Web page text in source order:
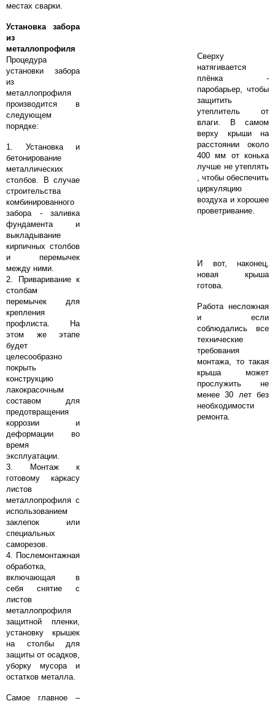
местах сварки.
Установка забора
из
металлопрофиля
Процедура
установки забора
из
металлопрофиля
производится в
следующем
порядке:
1. Установка и
бетонирование
металлических
столбов. В случае
строительства
комбинированного
забора - заливка
фундамента и
выкладывание
кирпичных столбов
и перемычек
между ними.
2. Приваривание к
столбам
перемычек для
крепления
профлиста. На
этом же этапе
будет
целесообразно
покрыть
конструкцию
лакокрасочным
составом для
предотвращения
коррозии и
деформации во
время
эксплуатации.
3. Монтаж к
готовому каркасу
листов
металлопрофиля с
использованием
заклепок или
специальных
саморезов.
4. Послемонтажная
обработка,
включающая в
себя снятие с
листов
металлопрофиля
защитной пленки,
установку крышек
на столбы для
защиты от осадков,
уборку мусора и
остатков металла.
Самое главное –
Сверху
натягивается
плёнка -
паробарьер, чтобы
защитить
утеплитель от
влаги. В самом
верху крыши на
расстоянии около
400 мм от конька
лучше не утеплять
, чтобы обеспечить
циркуляцию
воздуха и хорошее
проветривание.
И вот, наконец,
новая крыша
готова.
Работа несложная
и если
соблюдались все
технические
требования
монтажа, то такая
крыша может
прослужить не
менее 30 лет без
необходимости
ремонта.